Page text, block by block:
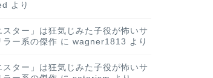
より
スター」は狂気じみた子役が怖いサ
ラー系の傑作 に wagner1813 より
スター」は狂気じみた子役が怖いサ